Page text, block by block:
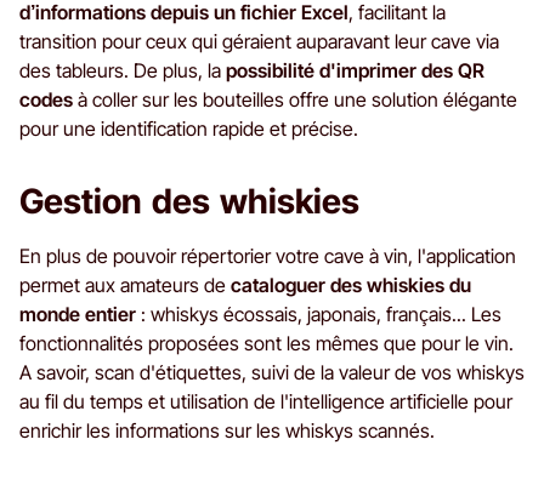
d’informations depuis un fichier Excel, facilitant la
transition pour ceux qui géraient auparavant leur cave via
des tableurs. De plus, la possibilité d'imprimer des QR
codes à coller sur les bouteilles offre une solution élégante
pour une identification rapide et précise.
Gestion des whiskies
En plus de pouvoir répertorier votre cave à vin, l'application
permet aux amateurs de cataloguer des whiskies du
monde entier : whiskys écossais, japonais, français... Les
fonctionnalités proposées sont les mêmes que pour le vin.
A savoir, scan d'étiquettes, suivi de la valeur de vos whiskys
au fil du temps et utilisation de l'intelligence artificielle pour
enrichir les informations sur les whiskys scannés.